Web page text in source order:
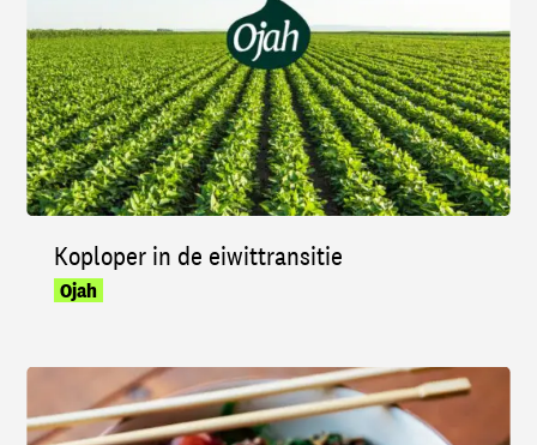
Koploper in de eiwittransitie
Ojah